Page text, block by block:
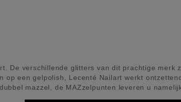
De verschillende glitters van dit prachtige
een gelpolish, Lecenté Nailart werkt
mazzel, de MAZzelpunten leveren u